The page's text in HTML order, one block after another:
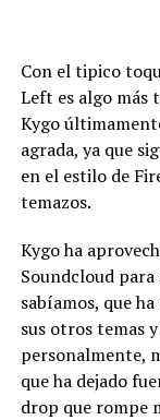
Con el tipico
Left es algo más
Kygo
agrada, ya que
en el estilo de
temazos.
Kygo ha
Soundcloud
sabíamos, que
sus otros temas
personalmente,
que ha dejado
drop que rompe